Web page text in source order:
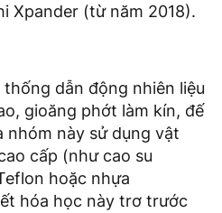
Xpander (từ năm 2018).
dẫn động nhiên liệu
gioăng phớt làm kín, đế
nhóm này sử dụng vật
cấp (như cao su
hoặc nhựa
hóa học này trơ trước